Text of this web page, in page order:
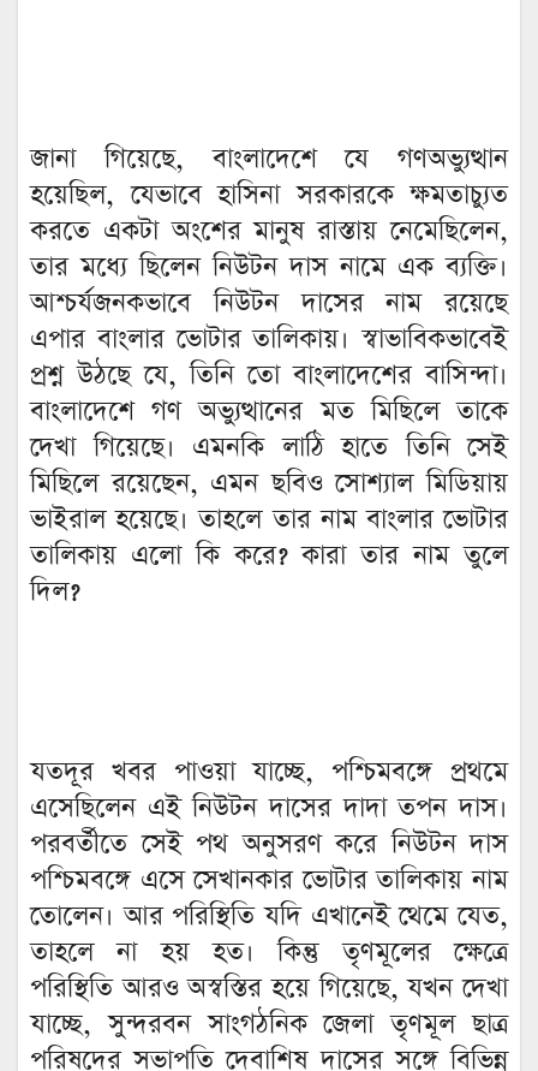
জানা গিয়েছে, বাংলাদেশে যে গণঅভ্যুত্থান
হয়েছিল, যেভাবে হাসিনা সরকারকে ক্ষমতাচ্যুত
করতে একটা অংশের মানুষ রাস্তায় নেমেছিলেন,
তার মধ্যে ছিলেন নিউটন দাস নামে এক ব্যক্তি।
আশ্চর্যজনকভাবে নিউটন দাসের নাম রয়েছে
এপার বাংলার ভোটার তালিকায়। স্বাভাবিকভাবেই
প্রশ্ন উঠছে যে, তিনি তো বাংলাদেশের বাসিন্দা।
বাংলাদেশে গণ অভ্যুত্থানের মত মিছিলে তাকে
দেখা গিয়েছে। এমনকি লাঠি হাতে তিনি সেই
মিছিলে রয়েছেন, এমন ছবিও সোশ্যাল মিডিয়ায়
ভাইরাল হয়েছে। তাহলে তার নাম বাংলার ভোটার
তালিকায় এলো কি করে? কারা তার নাম তুলে
দিল?
যতদূর খবর পাওয়া যাচ্ছে, পশ্চিমবঙ্গে প্রথমে
এসেছিলেন এই নিউটন দাসের দাদা তপন দাস।
পরবর্তীতে সেই পথ অনুসরণ করে নিউটন দাস
পশ্চিমবঙ্গে এসে সেখানকার ভোটার তালিকায় নাম
তোলেন। আর পরিস্থিতি যদি এখানেই থেমে যেত,
তাহলে না হয় হত। কিন্তু তৃণমূলের ক্ষেত্রে
পরিস্থিতি আরও অস্বস্তির হয়ে গিয়েছে, যখন দেখা
যাচ্ছে, সুন্দরবন সাংগঠনিক জেলা তৃণমূল ছাত্র
পরিষদের সভাপতি দেবাশিষ দাসের সঙ্গে বিভিন্ন